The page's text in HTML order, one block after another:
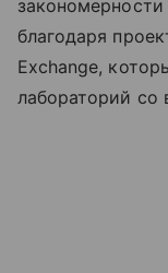
благодаря
Exchange,
лабораторий со